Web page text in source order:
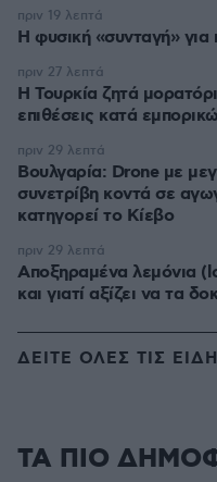
Η φυσική «συνταγή» για
πριν 19 λεπτά
Η Τουρκία ζητά
επιθέσεις κατά
πριν 27 λεπτά
Βουλγαρία: Drone με
συνετρίβη κοντά σε
κατηγορεί το Κίεβο
πριν 29 λεπτά
Αποξηραμένα λεμόνια
και γιατί αξίζει να τα
πριν 29 λεπτά
ΔΕΙΤΕ ΟΛΕΣ ΤΙΣ
ΤΑ ΠΙΟ